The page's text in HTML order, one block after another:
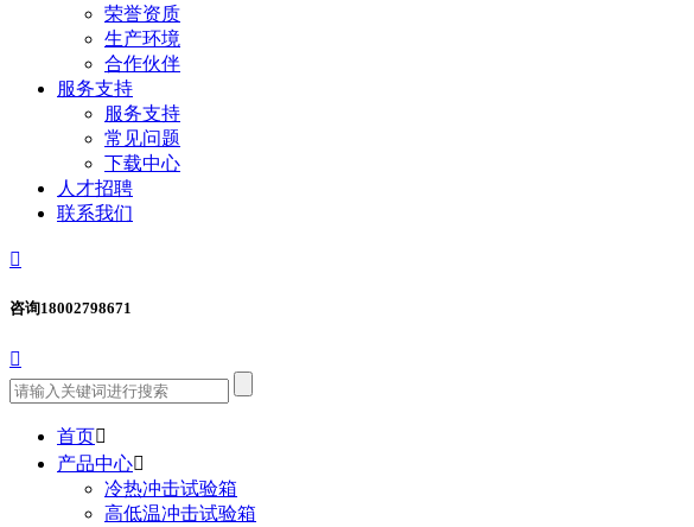
荣誉资质
生产环境
合作伙伴
服务支持
服务支持
常见问题
下载中心
人才招聘
联系我们

咨询18002798671

首页
产品中心
冷热冲击试验箱
高低温冲击试验箱